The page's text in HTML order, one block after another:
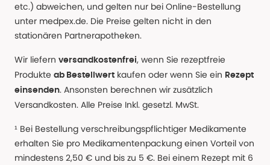
etc.) abweichen, und gelten nur bei Online-Bestellung
unter medpex.de. Die Preise gelten nicht in den
stationären Partnerapotheken.
Wir liefern versandkostenfrei, wenn Sie rezeptfreie
Produkte ab Bestellwert kaufen oder wenn Sie ein Rezept
einsenden. Ansonsten berechnen wir zusätzlich
Versandkosten. Alle Preise Inkl. gesetzl. MwSt.
¹ Bei Bestellung verschreibungspflichtiger Medikamente
erhalten Sie pro Medikamentenpackung einen Vorteil von
mindestens 2,50 € und bis zu 5 €. Bei einem Rezept mit 6